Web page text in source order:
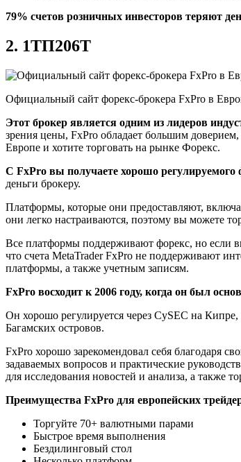
79% счетов розничных инвесторов теряют
2. 1ТП206Т
Официальный сайт форекс-брокера FxPro в
Этот брокер является одним из лидеров
зрения цены, FxPro обладает большим
Европе и хотите торговать на рынке Форекс.
С FxPro вы получаете хорошо
деньги брокеру.
Платформы, которые они предоставляют,
они легко настраиваются, поэтому вы можете
Все платформы поддерживают форекс, но если
что счета MetaTrader FxPro не поддерживают
платформы, а также учетным записям.
FxPro восходит к 2006 году, когда он был
Он хорошо регулируется через CySEC на
Багамских островов.
FxPro хорошо зарекомендовал себя благодаря
задаваемых вопросов и практические
для исследования новостей и анализа, а также
Преимущества FxPro для европейских
Торгуйте 70+ валютными парами
Быстрое время выполнения
Бездилинговый стол